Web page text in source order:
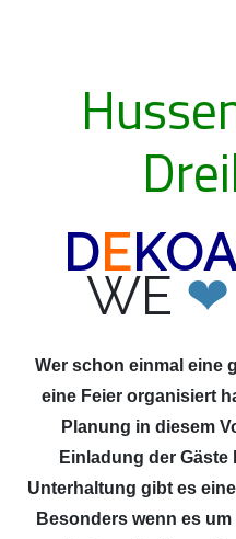
DE
WE ❤
Wer schon einmal eine
eine Feier organisiert
Planung in diesem
Einladung der
Unterhaltung gibt es
Besonders wenn es